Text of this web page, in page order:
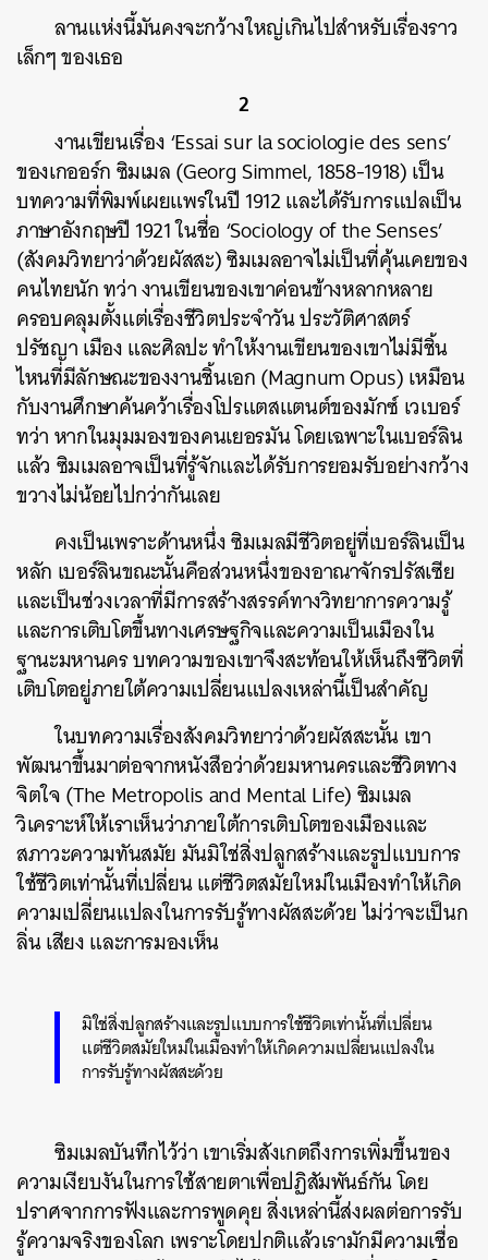
ลานแห่งนี้มันคงจะกว้างใหญ่เกินไปสำหรับเรื่องราว
เล็กๆ ของเธอ
2
งานเขียนเรื่อง ‘Essai sur la sociologie des sens’
ของเกออร์ก ซิมเมล (Georg Simmel, 1858-1918) เป็น
บทความที่พิมพ์เผยแพร่ในปี 1912 และได้รับการแปลเป็น
ภาษาอังกฤษปี 1921 ในชื่อ ‘Sociology of the Senses’
(สังคมวิทยาว่าด้วยผัสสะ) ซิมเมลอาจไม่เป็นที่คุ้นเคยของ
คนไทยนัก ทว่า งานเขียนของเขาค่อนข้างหลากหลาย
ครอบคลุมตั้งแต่เรื่องชีวิตประจำวัน ประวัติศาสตร์
ปรัชญา เมือง และศิลปะ ทำให้งานเขียนของเขาไม่มีชิ้น
ไหนที่มีลักษณะของงานชิ้นเอก (Magnum Opus) เหมือน
กับงานศึกษาค้นคว้าเรื่องโปรแตสแตนต์ของมักซ์ เวเบอร์
ทว่า หากในมุมมองของคนเยอรมัน โดยเฉพาะในเบอร์ลิน
แล้ว ซิมเมลอาจเป็นที่รู้จักและได้รับการยอมรับอย่างกว้าง
ขวางไม่น้อยไปกว่ากันเลย
คงเป็นเพราะด้านหนึ่ง ซิมเมลมีชีวิตอยู่ที่เบอร์ลินเป็น
หลัก เบอร์ลินขณะนั้นคือส่วนหนึ่งของอาณาจักรปรัสเซีย
และเป็นช่วงเวลาที่มีการสร้างสรรค์ทางวิทยาการความรู้
และการเติบโตขึ้นทางเศรษฐกิจและความเป็นเมืองใน
ฐานะมหานคร บทความของเขาจึงสะท้อนให้เห็นถึงชีวิตที่
เติบโตอยู่ภายใต้ความเปลี่ยนแปลงเหล่านี้เป็นสำคัญ
ในบทความเรื่องสังคมวิทยาว่าด้วยผัสสะนั้น เขา
พัฒนาขึ้นมาต่อจากหนังสือว่าด้วยมหานครและชีวิตทาง
จิตใจ (The Metropolis and Mental Life) ซิมเมล
วิเคราะห์ให้เราเห็นว่าภายใต้การเติบโตของเมืองและ
สภาวะความทันสมัย มันมิใช่สิ่งปลูกสร้างและรูปแบบการ
ใช้ชีวิตเท่านั้นที่เปลี่ยน แต่ชีวิตสมัยใหม่ในเมืองทำให้เกิด
ความเปลี่ยนแปลงในการรับรู้ทางผัสสะด้วย ไม่ว่าจะเป็นก
ลิ่น เสียง และการมองเห็น
มิใช่สิ่งปลูกสร้างและรูปแบบการใช้ชีวิตเท่านั้นที่เปลี่ยน
แต่ชีวิตสมัยใหม่ในเมืองทำให้เกิดความเปลี่ยนแปลงใน
การรับรู้ทางผัสสะด้วย
ซิมเมลบันทึกไว้ว่า เขาเริ่มสังเกตถึงการเพิ่มขึ้นของ
ความเงียบงันในการใช้สายตาเพื่อปฏิสัมพันธ์กัน โดย
ปราศจากการฟังและการพูดคุย สิ่งเหล่านี้ส่งผลต่อการรับ
รู้ความจริงของโลก เพราะโดยปกติแล้วเรามักมีความเชื่อ